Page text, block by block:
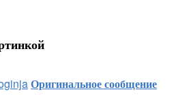
Оригинальное сообщение